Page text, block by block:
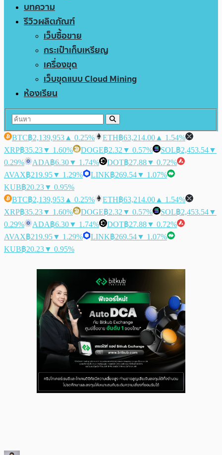
บทความ
รีวิวผลิตภัณฑ์
เว็บซื้อขาย
กระเป๋าเก็บเหรียญ
เครื่องขุด
เว็บขุดแบบ Cloud Mining
ห้องเรียน
BTC฿2,139,953 ▲ 0.25% ETH฿63,214.00 ▲ 1.54%
XRP฿35.23▼ 1.60% DOGE฿2.32 ▼ 0.57% SOL฿2,453.54▼
0.29%
ADA฿6.30▼ 1.74% DOT฿27.88▼ 0.72%
AVAX฿219.95▼ 1.29% LINK฿269.54▼ 1.07%
KUB฿20.23▼ 0.95%
BTC฿2,139,953 ▲ 0.25% ETH฿63,214.00 ▲ 1.54%
XRP฿35.23▼ 1.60% DOGE฿2.32 ▼ 0.57% SOL฿2,453.54▼
0.29%
ADA฿6.30▼ 1.74% DOT฿27.88▼ 0.72%
AVAX฿219.95▼ 1.29% LINK฿269.54▼ 1.07%
KUB฿20.23▼ 0.95%